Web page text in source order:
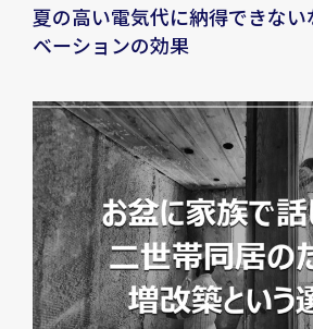
夏の高い電気代に納得できない
ベーションの効果